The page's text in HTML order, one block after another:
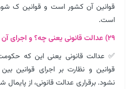
قوانین آن کشور است و قوانین ک
است.
۲۹) عدالت قانونی یعنی چه؟ و اجرای آن چه نتیجه و فوایدی دارد؟
✅ عدالت قانونی یعنی این که
قوانین و نظارت بر اجرای قوانین
نشود. برقراری عدالت قانونی، از